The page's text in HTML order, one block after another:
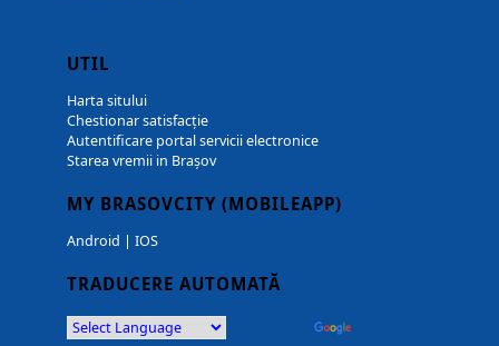
UTIL
Harta sitului
Chestionar satisfacție
Autentificare portal servicii electronice
Starea vremii in Brașov
MY BRASOVCITY (MOBILEAPP)
Android | IOS
TRADUCERE AUTOMATĂ